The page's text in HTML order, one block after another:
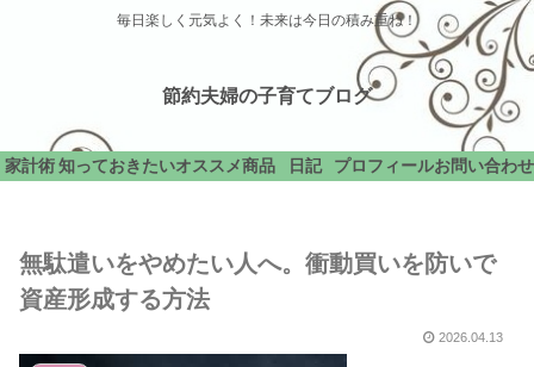
毎日楽しく元気よく！未来は今日の積み重ね！
節約夫婦の子育てブログ
家計術 知っておきたいオススメ商品 日記 プロフィールお問い合わせ
無駄遣いをやめたい人へ。衝動買いを防いで
資産形成する方法
2026.04.13